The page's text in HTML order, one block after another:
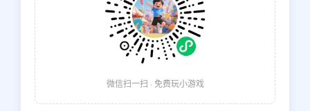
微信扫一扫 · 免费玩小游戏